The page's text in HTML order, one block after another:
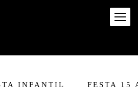
INFANTIL FESTA 15